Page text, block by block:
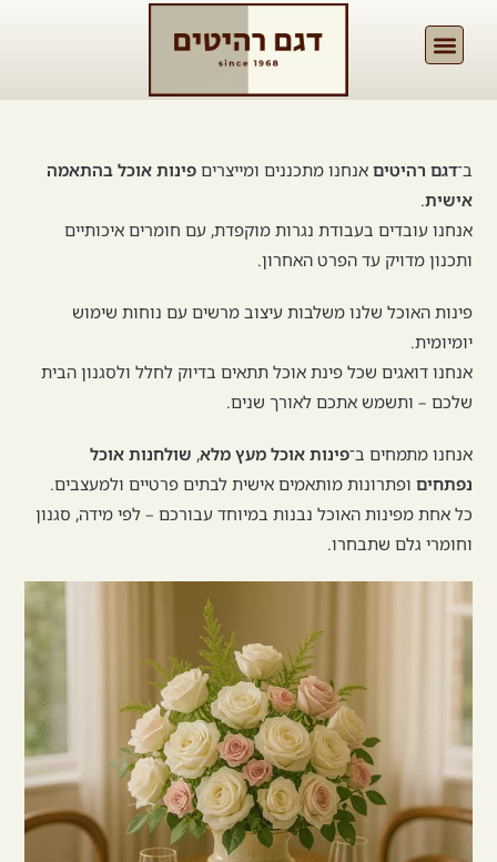
ב־דגם רהיטים אנחנו מתכננים ומייצריםפינות אוכל בהתאמה
אישית.
אנחנו עובדים בעבודת נגרות מוקפדת, עם חומרים איכותיים
ותכנון מדויק עד הפרט האחרון.
פינות האוכל שלנו משלבות עיצוב מרשים עם נוחות שימוש
יומיומית.
אנחנו דואגים שכל פינת אוכל תתאים בדיוק לחלל ולסגנון הבית
שלכם – ותשמש אתכם לאורך שנים.
אנחנו מתמחים ב־פינות אוכל מעץ מלא, שולחנות אוכל
נפתחים ופתרונות מותאמים אישית לבתים פרטיים ולמעצבים.
כל אחת מפינות האוכל נבנות במיוחד עבורכם – לפי מידה, סגנון
וחומרי גלם שתבחרו.